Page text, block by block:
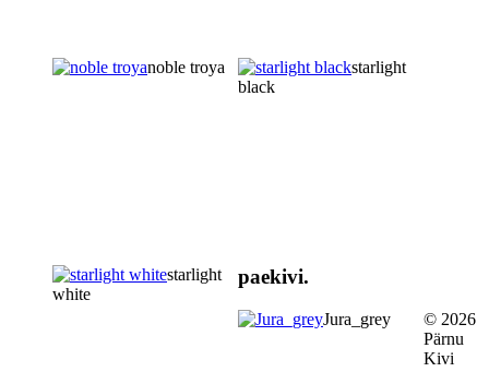
noble troya
starlight
black
starlight
white
paekivi.
Jura_grey
© 2026
Pärnu
Kivi